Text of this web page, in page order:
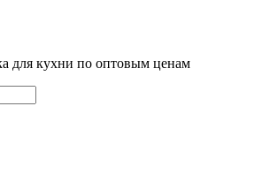
для кухни по оптовым ценам